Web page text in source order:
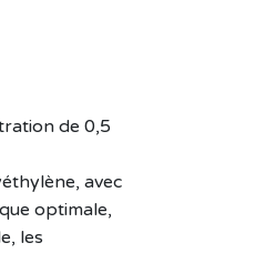
de 0,5
avec
optimale,
les